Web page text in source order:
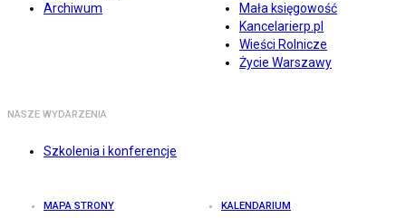
Archiwum
Mała księgowość
Kancelarierp.pl
Wieści Rolnicze
Życie Warszawy
NASZE WYDARZENIA
Szkolenia i konferencje
MAPA STRONY KALENDARIUM